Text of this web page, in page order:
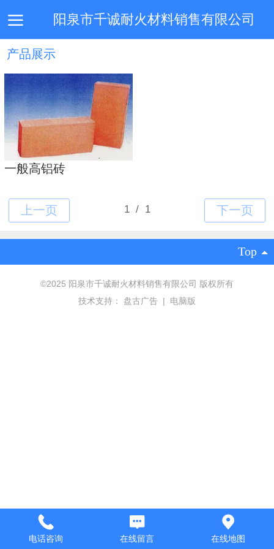
阳泉市千诚耐火材料销售有限公司
首页
产品展示
一般高铝砖
Top
©2025 阳泉市千诚耐火材料销售有限公司 版权所有
技术支持： 盘古广告 | 电脑版
电话咨询 在线留言 在线地图